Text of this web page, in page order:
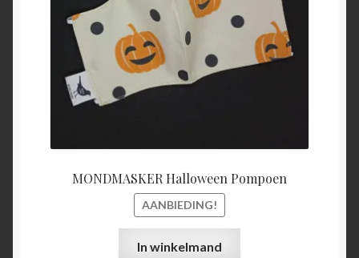
MONDMASKER Halloween Pompoen
AANBIEDING!
In winkelmand